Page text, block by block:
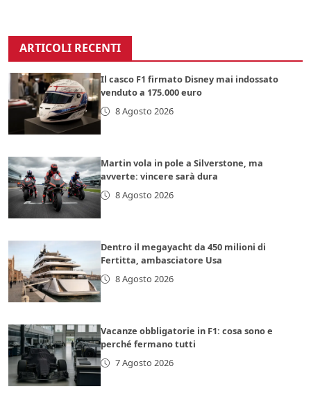
ARTICOLI RECENTI
Il casco F1 firmato Disney mai indossato
venduto a 175.000 euro
8 Agosto 2026
Martin vola in pole a Silverstone, ma
avverte: vincere sarà dura
8 Agosto 2026
Dentro il megayacht da 450 milioni di
Fertitta, ambasciatore Usa
8 Agosto 2026
Vacanze obbligatorie in F1: cosa sono e
perché fermano tutti
7 Agosto 2026